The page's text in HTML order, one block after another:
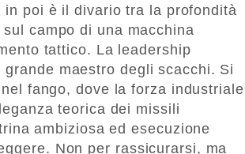
poi è il divario tra la profondità
campo di una macchina
tattico. La leadership
maestro degli scacchi. Si
fango, dove la forza industriale
teorica dei missili
ambiziosa ed esecuzione
Non per rassicurarsi, ma